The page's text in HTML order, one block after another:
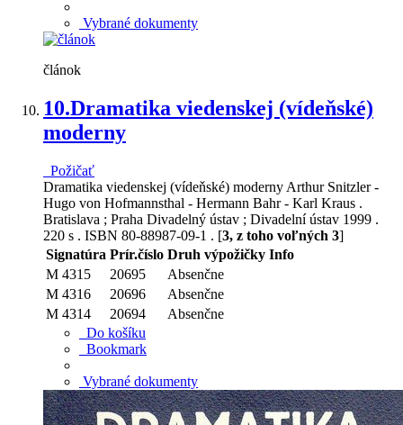
Vybrané dokumenty
článok
10.Dramatika viedenskej (vídeňské)
moderny
Požičať
Dramatika viedenskej (vídeňské) moderny Arthur Snitzler -
Hugo von Hofmannsthal - Hermann Bahr - Karl Kraus .
Bratislava ; Praha Divadelný ústav ; Divadelní ústav 1999 .
220 s . ISBN 80-88987-09-1 . [3, z toho voľných 3]
Signatúra Prír.číslo Druh výpožičky Info
M 4315
20695
Absenčne
M 4316
20696
Absenčne
M 4314
20694
Absenčne
Do košíku
Bookmark
Vybrané dokumenty